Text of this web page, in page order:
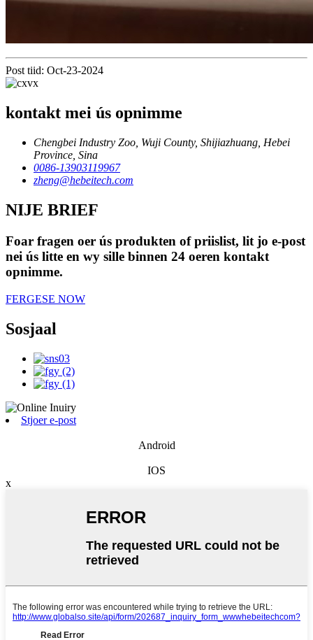
Post tiid: Oct-23-2024
kontakt mei ús opnimme
Chengbei Industry Zoo, Wuji County, Shijiazhuang, Hebei
Province, Sina
0086-13903119967
zheng@hebeitech.com
NIJE BRIEF
Foar fragen oer ús produkten of priislist, lit jo e-post
nei ús litte en wy sille binnen 24 oeren kontakt
opnimme.
FERGESE NOW
Sosjaal
Stjoer e-post
Android
IOS
x